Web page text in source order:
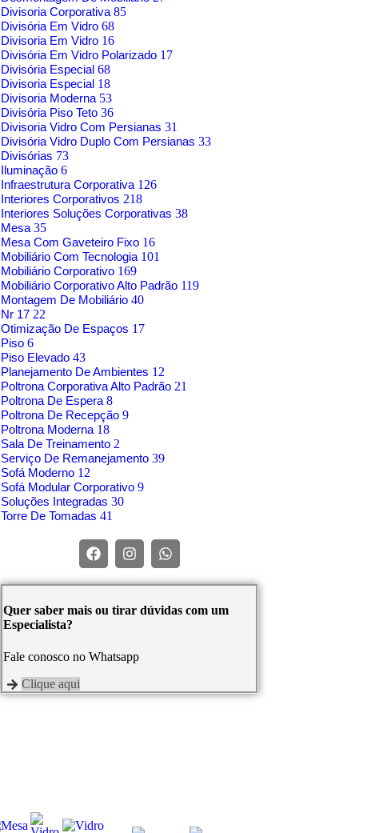
Divisoria Corporativa 85
Divisória Em Vidro 68
Divisoria Em Vidro 16
Divisória Em Vidro Polarizado 17
Divisória Especial 68
Divisoria Especial 18
Divisoria Moderna 53
Divisória Piso Teto 36
Divisoria Vidro Com Persianas 31
Divisória Vidro Duplo Com Persianas 33
Divisórias 73
Iluminação 6
Infraestrutura Corporativa 126
Interiores Corporativos 218
Interiores Soluções Corporativas 38
Mesa 35
Mesa Com Gaveteiro Fixo 16
Mobiliário Com Tecnologia 101
Mobiliário Corporativo 169
Mobiliário Corporativo Alto Padrão 119
Montagem De Mobiliário 40
Nr 17 22
Otimização De Espaços 17
Piso 6
Piso Elevado 43
Planejamento De Ambientes 12
Poltrona Corporativa Alto Padrão 21
Poltrona De Espera 8
Poltrona De Recepção 9
Poltrona Moderna 18
Sala De Treinamento 2
Serviço De Remanejamento 39
Sofá Moderno 12
Sofá Modular Corporativo 9
Soluções Integradas 30
Torre De Tomadas 41
Quer saber mais ou tirar dúvidas com um
Especialista?
Fale conosco no Whatsapp
Clique aqui